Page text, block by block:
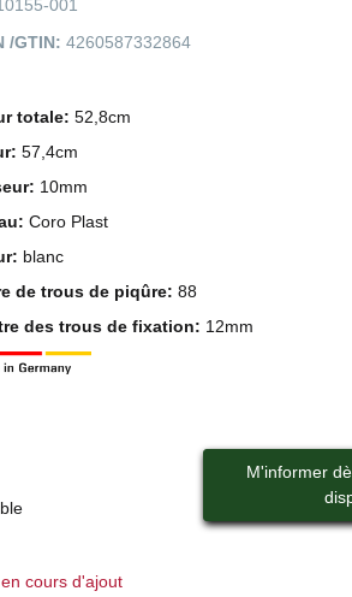
001
/GTIN: 4260587332864
totale: 52,8cm
57,4cm
10mm
Coro Plast
blanc
de trous de piqûre: 88
des trous de fixation: 12mm
cours d'ajout
M'informer